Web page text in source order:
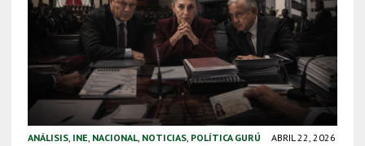
ANÁLISIS, INE NACIONAL, NOTICIAS, POLÍTICA GURÚ ABRIL 22, 2026